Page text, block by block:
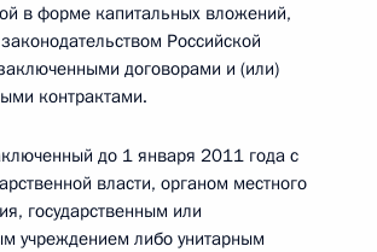
в форме капитальных вложений,
Российской
договорами и (или)
контрактами.
до 1 января 2011 года с
власти, органом местного
государственным или
учреждением либо унитарным